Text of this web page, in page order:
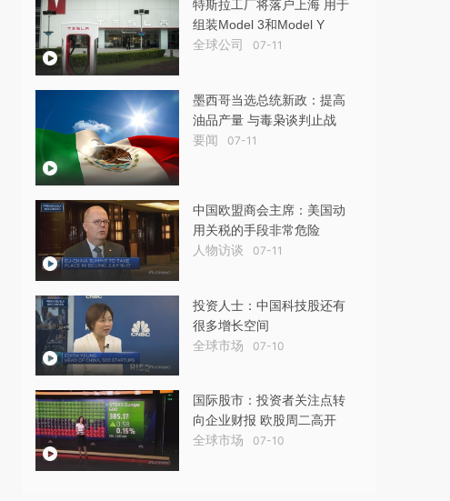
特斯拉工厂将落户上海 用于
组装Model 3和Model Y
全球公司 07-11
墨西哥当选总统新政：提高
油品产量 与毒枭谈判止战
要闻 07-11
中国欧盟商会主席：美国动
用关税的手段非常危险
人物访谈 07-11
投资人士：中国科技股还有
很多增长空间
全球市场 07-10
国际股市：投资者关注点转
向企业财报 欧股周二高开
全球市场 07-10